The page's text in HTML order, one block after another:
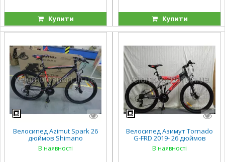
Купити Купити
Велосипед Azimut Spark 26
дюймов Shimano
В наявності
Велосипед Азимут Tornado
G-FRD 2019- 26 дюймов
В наявності